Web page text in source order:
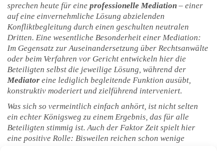
sprechen heute für eine professionelle Mediation – einer
auf eine einvernehmliche Lösung abzielenden
Konfliktbegleitung durch einen geschulten neutralen
Dritten. Eine wesentliche Besonderheit einer Mediation:
Im Gegensatz zur Auseinandersetzung über Rechtsanwälte
oder beim Verfahren vor Gericht entwickeln hier die
Beteiligten selbst die jeweilige Lösung, während der
Mediator eine lediglich begleitende Funktion ausübt,
konstruktiv moderiert und zielführend interveniert.
Was sich so vermeintlich einfach anhört, ist nicht selten
ein echter Königsweg zu einem Ergebnis, das für alle
Beteiligten stimmig ist. Auch der Faktor Zeit spielt hier
eine positive Rolle: Bisweilen reichen schon wenige